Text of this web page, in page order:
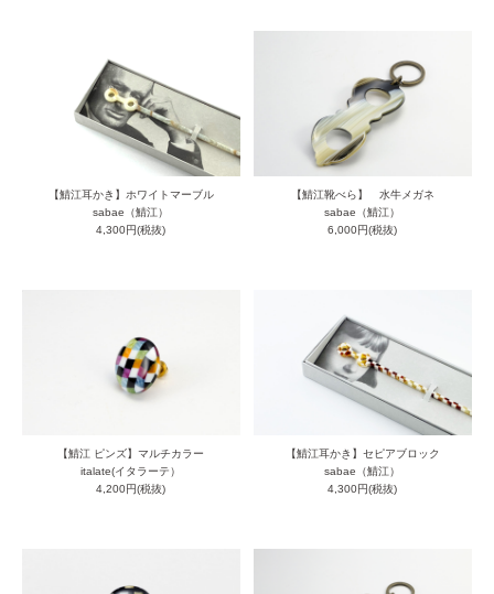
【鯖江耳かき】ホワイトマーブル
sabae（鯖江）
4,300円(税抜)
【鯖江靴べら】 水牛メガネ
sabae（鯖江）
6,000円(税抜)
【鯖江 ピンズ】マルチカラー
italate(イタラーテ）
4,200円(税抜)
【鯖江耳かき】セピアブロック
sabae（鯖江）
4,300円(税抜)